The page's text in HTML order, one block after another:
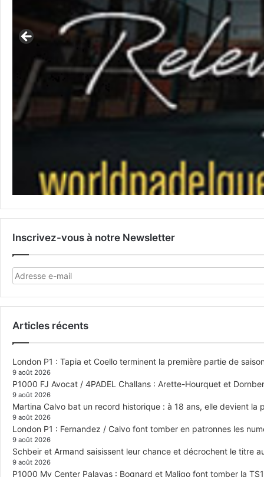
Inscrivez-vous à notre Newsletter
Articles récents
London P1 : Tapia et Coello terminent la première partie de
9 août 2026
P1000 FJ Avocat / 4PADEL Challans : Arette-Hourquet et
9 août 2026
Martina Calvo bat un record historique : à 18 ans, elle devient
9 août 2026
London P1 : Fernandez / Calvo font tomber en patronnes les
9 août 2026
Schbeir et Armand saisissent leur chance et décrochent le titre
9 août 2026
P1000 My Center Palavas : Bognard et Maligo font tomber la